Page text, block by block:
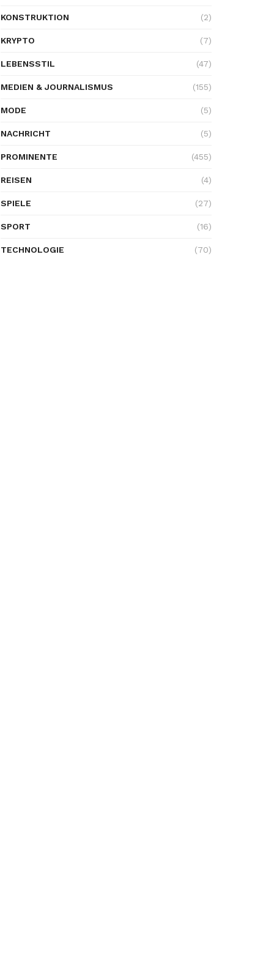
KONSTRUKTION (2)
KRYPTO (7)
LEBENSSTIL (47)
MEDIEN & JOURNALISMUS (155)
MODE (5)
NACHRICHT (5)
PROMINENTE (455)
REISEN (4)
SPIELE (27)
SPORT (16)
TECHNOLOGIE (70)